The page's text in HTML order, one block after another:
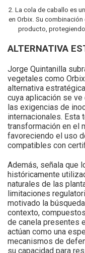
2. La cola de caballo es
en Orbix. Su
producto,
ALTERNATIVA
Jorge Quintanilla
vegetales como
alternativa
cuya aplicación se
las exigencias de
internacionales. Esta
transformación en el
favoreciendo el uso
compatibles con
Además, señala
históricamente
naturales de las
limitaciones
motivado la
contexto,
de canela presentes
actúan como una
mecanismos de
su capacidad para